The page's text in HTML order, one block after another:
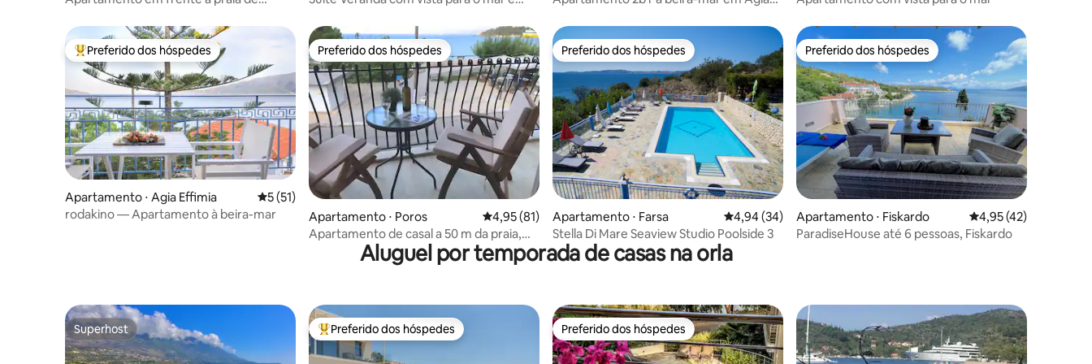
Entre os melhores preferidos dos hóspedes
Preferido dos hóspedes
Apartamento ⋅ Agia Effimia 5 de uma avaliação média de 5, 51 avaliações
5 (51)
rodakino — Apartamento à beira-mar
Preferido dos hóspedes
Preferido dos hóspedes
Apartamento ⋅ Poros 4,95 de uma avaliação média de 5, 81 avaliações
4,95 (81)
Apartamento de casal a 50 m da praia,
centro da vila
Preferido dos hóspedes
Preferido dos hóspedes
Apartamento ⋅ Farsa 4,94 de uma avaliação média de 5, 34 avaliações
4,94 (34)
Stella Di Mare Seaview Studio Poolside 3
Preferido dos hóspedes
Preferido dos hóspedes
Apartamento ⋅ Fiskardo 4,95 de uma
4,95 (42)
ParadiseHouse até 6 pessoas, Fiskardo
Aluguel por temporada de casas na orla
Superhost
Superhost Entre os melhores preferidos dos hóspedes
Preferido dos hóspedes Preferido dos hóspedes
Preferido dos hóspedes